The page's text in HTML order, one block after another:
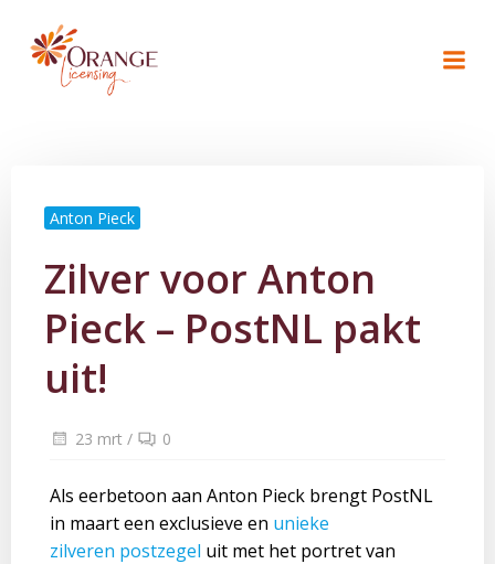
Anton Pieck
Zilver voor Anton
Pieck – PostNL pakt
uit!
23 mrt / 0
Als eerbetoon aan Anton Pieck brengt PostNL
in maart een exclusieve en unieke
zilveren postzegel uit met het portret van